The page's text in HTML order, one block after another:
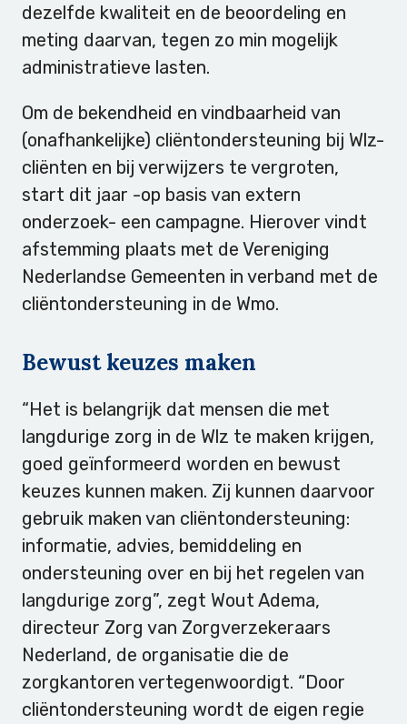
dezelfde kwaliteit en de beoordeling en
meting daarvan, tegen zo min mogelijk
administratieve lasten.
Om de bekendheid en vindbaarheid van
(onafhankelijke) cliëntondersteuning bij Wlz-
cliënten en bij verwijzers te vergroten,
start dit jaar -op basis van extern
onderzoek- een campagne. Hierover vindt
afstemming plaats met de Vereniging
Nederlandse Gemeenten in verband met de
cliëntondersteuning in de Wmo.
Bewust keuzes maken
“Het is belangrijk dat mensen die met
langdurige zorg in de Wlz te maken krijgen,
goed geïnformeerd worden en bewust
keuzes kunnen maken. Zij kunnen daarvoor
gebruik maken van cliëntondersteuning:
informatie, advies, bemiddeling en
ondersteuning over en bij het regelen van
langdurige zorg”, zegt Wout Adema,
directeur Zorg van Zorgverzekeraars
Nederland, de organisatie die de
zorgkantoren vertegenwoordigt. “Door
cliëntondersteuning wordt de eigen regie